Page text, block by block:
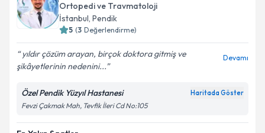
Ortopedi ve Travmatoloji
İstanbul, Pendik
5 (3 Değerlendirme)
yıldır çözüm arayan, birçok doktora gitmiş ve
şikâyetlerinin nedenini...
Devamı
Özel Pendik Yüzyıl Hastanesi Haritada Göster
Fevzi Çakmak Mah, Tevfik İleri Cd No:105